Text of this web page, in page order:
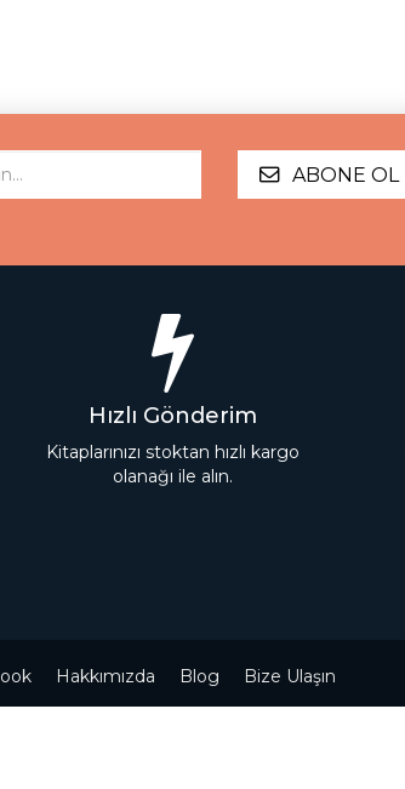
ABONE OL
Hızlı Gönderim
Kitaplarınızı stoktan hızlı kargo
olanağı ile alın.
Hakkımızda Blog Bize Ulaşın